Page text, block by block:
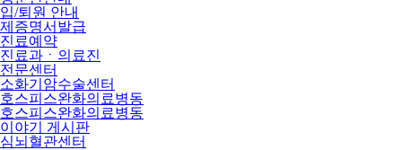
입/퇴원 안내
제증명서발급
진료예약
진료과ㆍ의료진
전문센터
소화기암수술센터
호스피스완화의료병동
호스피스완화의료병동
이야기 게시판
심뇌혈관센터